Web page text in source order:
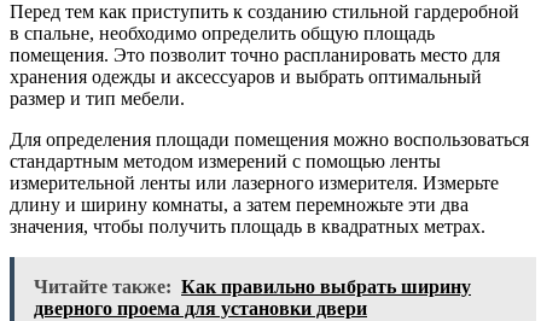
Перед тем как приступить к созданию стильной гардеробной
в спальне, необходимо определить общую площадь
помещения. Это позволит точно распланировать место для
хранения одежды и аксессуаров и выбрать оптимальный
размер и тип мебели.
Для определения площади помещения можно воспользоваться
стандартным методом измерений с помощью ленты
измерительной ленты или лазерного измерителя. Измерьте
длину и ширину комнаты, а затем перемножьте эти два
значения, чтобы получить площадь в квадратных метрах.
Читайте также: Как правильно выбрать ширину
дверного проема для установки двери